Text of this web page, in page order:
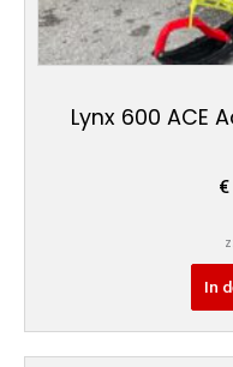
Lynx 600 ACE
€
In